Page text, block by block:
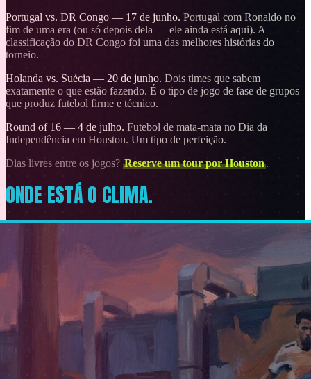
Portugal vs. DR Congo — 17 de junho. Portugal com Ronaldo no
fim de uma era (ou só depois dela — ele ainda está aqui). A
classificação do DR Congo foi uma das melhores histórias do
torneio.
Holanda vs. Suécia — 20 de junho. Dois times que sabem
exatamente o que estão fazendo. É o tipo de jogo de fase de grupos
que produz futebol firme e técnico.
Round of 16 — 4 de julho. Futebol de mata-mata no Dia da
Independência em Houston. Um tipo de perfeição.
Dias livres entre os jogos? Reserve um tour por Houston.
ONDE ESTÁ O CLIMA.